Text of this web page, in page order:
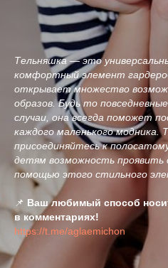
Тельняшка — это
комфортный элемент
открывает множество
образов. Будь то
случаи, она всегда поможет
каждого маленького модника.
присоединяйтесь к
детям возможность проявить
помощью этого стильного
📌 Ваш любимый способ
в комментариях!
https://t.me/aglaemichon